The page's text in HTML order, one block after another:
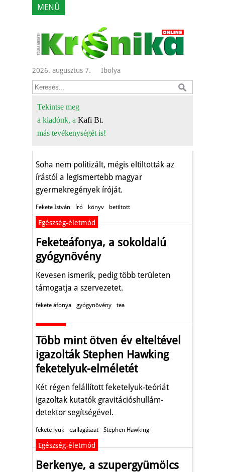
MENÜ
2026. augusztus 7. Ibolya
Tekintse meg
a kiadónk, a Kafi Bt.
más tevékenységét is!
Miért került
tiltólistára a Vuk és
a Bogáncs írója?
Soha nem politizált, mégis eltiltották az
írástól a legismertebb magyar
gyermekregények íróját.
Fekete István író könyv betiltott
Egészség-életmód
Feketeáfonya, a sokoldalú
gyógynövény
Kevesen ismerik, pedig több területen
támogatja a szervezetet.
fekete áfonya gyógynövény tea
Több mint ötven év elteltével
igazolták Stephen Hawking
feketelyuk-elméletét
Két régen felállított feketelyuk-teóriát
igazoltak kutatók gravitációshullám-
detektor segítségével.
fekete lyuk csillagászat Stephen Hawking
Egészség-életmód
Berkenye, a szupergyümölcs